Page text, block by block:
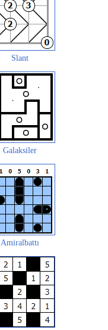
Slant
Galaksiler
Amiralbattı